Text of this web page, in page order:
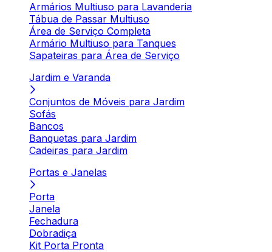
Armários Multiuso para Lavanderia
Tábua de Passar Multiuso
Área de Serviço Completa
Armário Multiuso para Tanques
Sapateiras para Área de Serviço
Jardim e Varanda
Conjuntos de Móveis para Jardim
Sofás
Bancos
Banquetas para Jardim
Cadeiras para Jardim
Portas e Janelas
Porta
Janela
Fechadura
Dobradiça
Kit Porta Pronta